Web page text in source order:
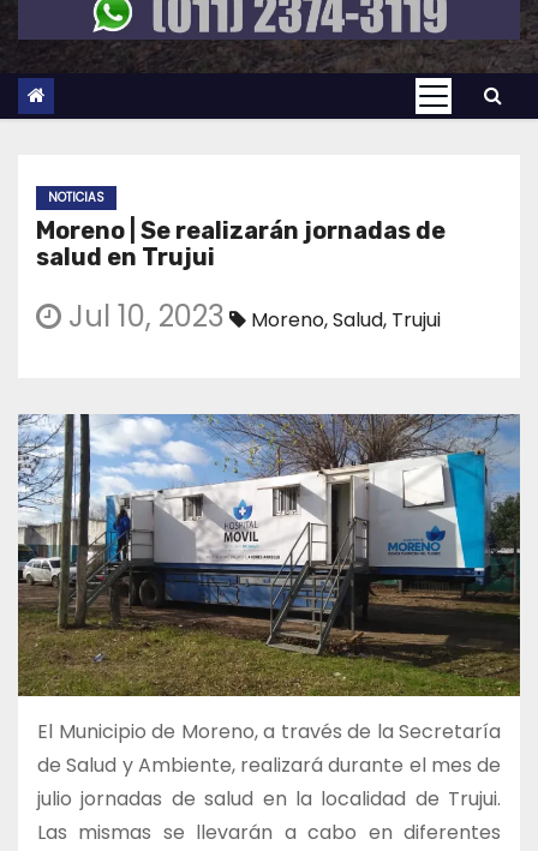
NOTICIAS
Moreno | Se realizarán jornadas de
salud en Trujui
Jul 10, 2023 Moreno,Salud, Trujui
El Municipio de Moreno, a través de la Secretaría
de Salud y Ambiente, realizará durante el mes de
julio jornadas de salud en la localidad de Trujui.
Las mismas se llevarán a cabo en diferentes